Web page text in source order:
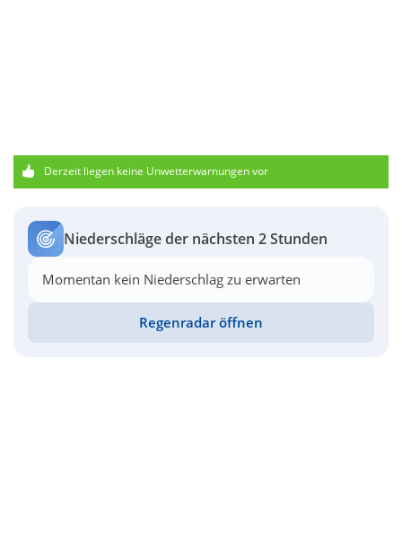
Derzeit liegen keine Unwetterwarnungen vor
Niederschläge der nächsten 2 Stunden
Momentan kein Niederschlag zu erwarten
Regenradar öffnen